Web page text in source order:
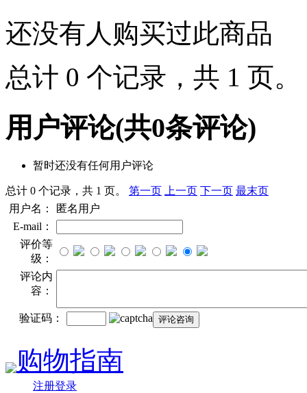
还没有人购买过此商品
总计 0 个记录，共 1 页。
用户评论(共0条评论)
暂时还没有任何用户评论
总计 0 个记录，共 1 页。 第一页 上一页 下一页 最末页
用户名：
匿名用户
E-mail：
评价等
级：
评论内
容：
验证码：
购物指南
注册登录